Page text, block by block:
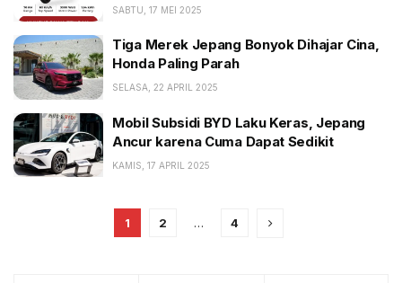
SABTU, 17 MEI 2025
Tiga Merek Jepang Bonyok Dihajar Cina,
Honda Paling Parah
SELASA, 22 APRIL 2025
Mobil Subsidi BYD Laku Keras, Jepang
Ancur karena Cuma Dapat Sedikit
KAMIS, 17 APRIL 2025
1 2 … 4